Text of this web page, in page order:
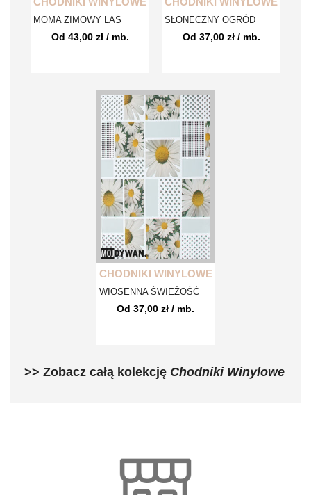
MOMA ZIMOWY LAS
Od 43,00 zł / mb.
SŁONECZNY OGRÓD
Od 37,00 zł / mb.
CHODNIKI WINYLOWE
WIOSENNA ŚWIEŻOŚĆ
Od 37,00 zł / mb.
>> Zobacz całą kolekcję Chodniki Winylowe